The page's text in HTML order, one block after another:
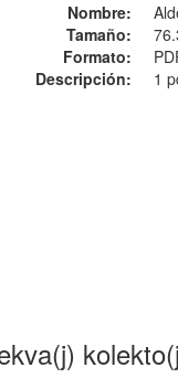
Nombre:
Tamaño:
Formato:
Descripción:
1